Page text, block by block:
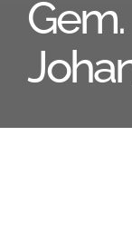
Gem.